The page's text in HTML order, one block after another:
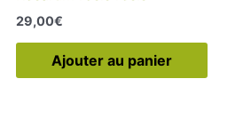
29,00€
Ajouter au panier